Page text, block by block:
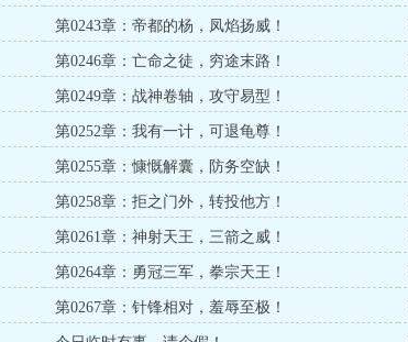
第0243章：帝都的杨，凤焰扬威！
第0246章：亡命之徒，穷途末路！
第0249章：战神卷轴，攻守易型！
第0252章：我有一计，可退龟尊！
第0255章：慷慨解囊，防务空缺！
第0258章：拒之门外，转投他方！
第0261章：神射天王，三箭之威！
第0264章：勇冠三军，拳宗天王！
第0267章：针锋相对，羞辱至极！